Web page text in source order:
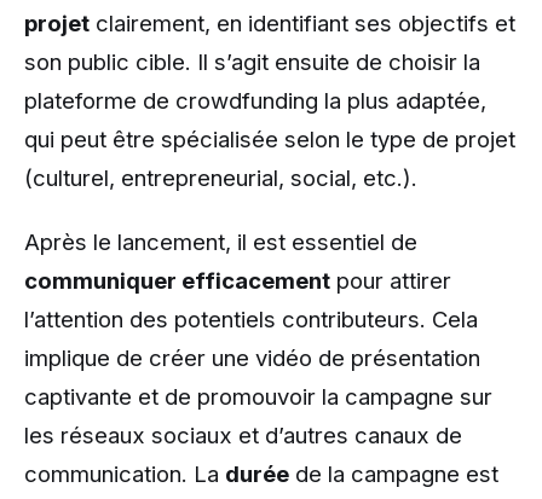
projet clairement, en identifiant ses objectifs et
son public cible. Il s’agit ensuite de choisir la
plateforme de crowdfunding la plus adaptée,
qui peut être spécialisée selon le type de projet
(culturel, entrepreneurial, social, etc.).
Après le lancement, il est essentiel de
communiquer efficacement pour attirer
l’attention des potentiels contributeurs. Cela
implique de créer une vidéo de présentation
captivante et de promouvoir la campagne sur
les réseaux sociaux et d’autres canaux de
communication. La durée de la campagne est